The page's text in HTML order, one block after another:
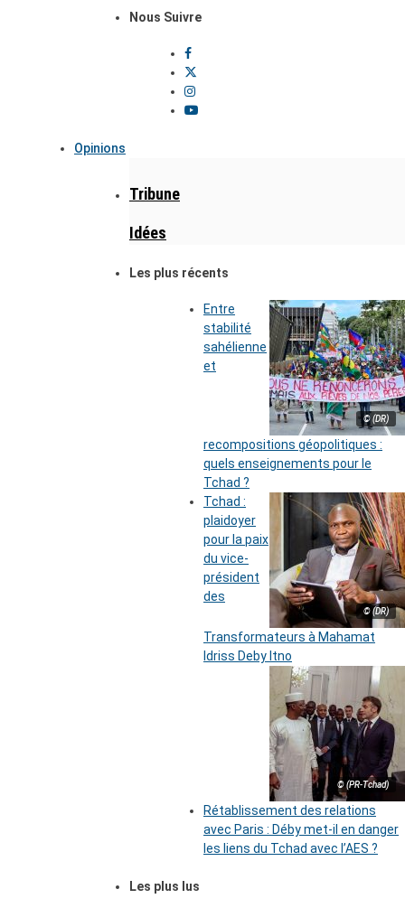
Nous Suivre
Opinions
Tribune
Idées
Les plus récents
© (DR)
Entre
stabilité
sahélienne
et
recompositions géopolitiques :
quels enseignements pour le
Tchad ?
© (DR)
Tchad :
plaidoyer
pour la paix
du vice-
président
des
Transformateurs à Mahamat
Idriss Deby Itno
© (PR-Tchad)
Rétablissement des relations
avec Paris : Déby met-il en danger
les liens du Tchad avec l’AES ?
Les plus lus